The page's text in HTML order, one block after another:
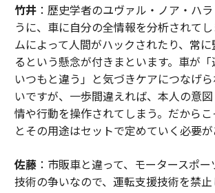
竹井：歴史学者のユヴァル・ノア・ハ
うに、車に自分の全情報を分析されて
ムによって人間がハックされたり、常
るという懸念が付きまといます。車が
いつもと違う」と気づきケアにつなげ
いですが、一歩間違えれば、本人の意
情や行動を操作されてしまう。だから
とその用途はセットで定めていく必要が
佐藤：市販車と違って、モータースポ
技術の争いなので、運転支援技術を禁止